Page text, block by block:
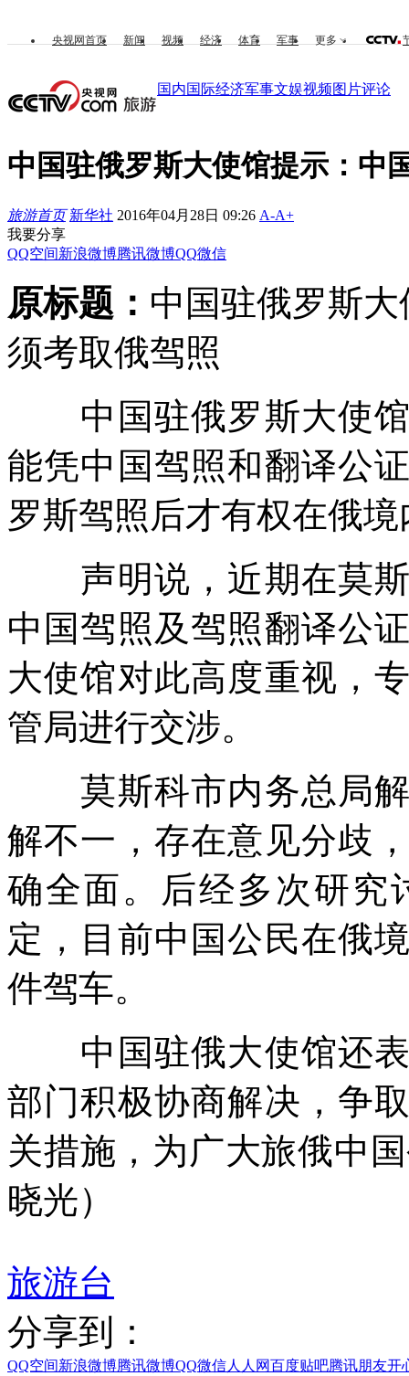
央视网首页 新闻 视频 经济 体育 军事 更多
国内国际经济军事文娱视频图片评论
中国驻俄罗斯大使馆提示：中
旅游首页 新华社 2016年04月28日 09:26 A-A+
我要分享
QQ空间新浪微博腾讯微博QQ微信
原标题： 中国驻俄罗斯
须考取俄驾照
中国驻俄罗斯大使馆
能凭中国驾照和翻译公
罗斯驾照后才有权在俄
声明说，近期在莫斯
中国驾照及驾照翻译公
大使馆对此高度重视，
管局进行交涉。
莫斯科市内务总局解
解不一，存在意见分歧
确全面。后经多次研究
定，目前中国公民在俄
件驾车。
中国驻俄大使馆还表
部门积极协商解决，争
关措施，为广大旅俄中
晓光）
旅游台
分享到：
QQ空间新浪微博腾讯微博QQ微信人人网百度贴吧腾讯朋友开